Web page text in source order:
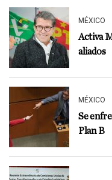
MÉXICO
Activa
aliados
MÉXICO
Se
Plan B